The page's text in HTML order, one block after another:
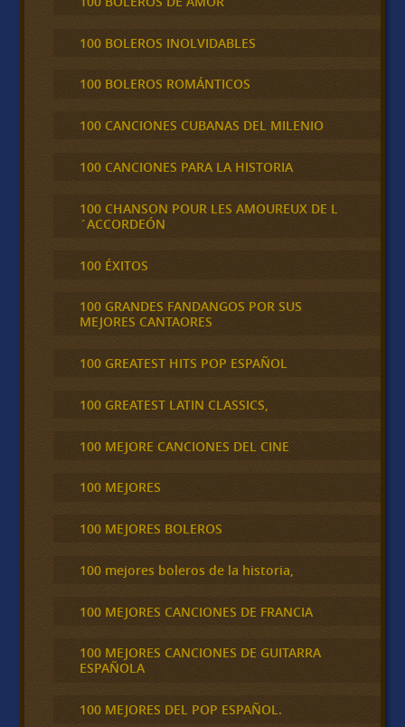
100 BOLEROS INOLVIDABLES
100 BOLEROS ROMÁNTICOS
100 CANCIONES CUBANAS DEL MILENIO
100 CANCIONES PARA LA HISTORIA
100 CHANSON POUR LES AMOUREUX DE L
´ACCORDEÓN
100 ÉXITOS
100 GRANDES FANDANGOS POR SUS
MEJORES CANTAORES
100 GREATEST HITS POP ESPAÑOL
100 GREATEST LATIN CLASSICS,
100 MEJORE CANCIONES DEL CINE
100 MEJORES
100 MEJORES BOLEROS
100 mejores boleros de la historia,
100 MEJORES CANCIONES DE FRANCIA
100 MEJORES CANCIONES DE GUITARRA
ESPAÑOLA
100 MEJORES DEL POP ESPAÑOL.